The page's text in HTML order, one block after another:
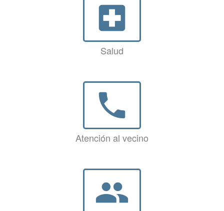
local_hospital
Salud
phone
Atención al vecino
group